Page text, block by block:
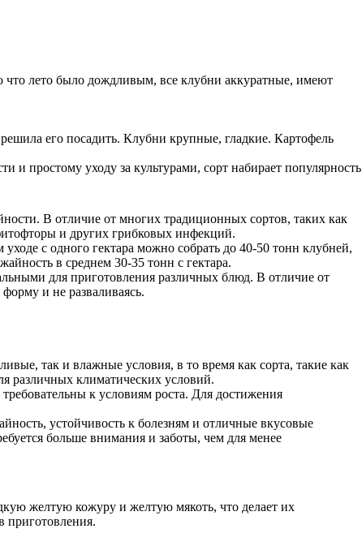
что лето было дождливым, все клубни аккуратные, имеют
его посадить. Клубни крупные, гладкие. Картофель
простому уходу за культурами, сорт набирает популярность
В отличие от многих традиционных сортов, таких как
и других грибковых инфекций.
с одного гектара можно собрать до 40-50 тонн клубней,
в среднем 30-35 тонн с гектара.
для приготовления различных блюд. В отличие от
и не разваливаясь.
так и влажные условия, в то время как сорта, такие как
различных климатических условий.
к условиям роста. Для достижения
устойчивость к болезням и отличные вкусовые
больше внимания и заботы, чем для менее
желтую кожуру и желтую мякоть, что делает их
приготовления.